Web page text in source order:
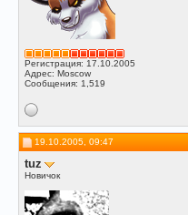
Регистрация: 17.10.2005
Адрес: Moscow
Сообщения: 1,519
19.10.2005, 09:47
tuz
Новичок